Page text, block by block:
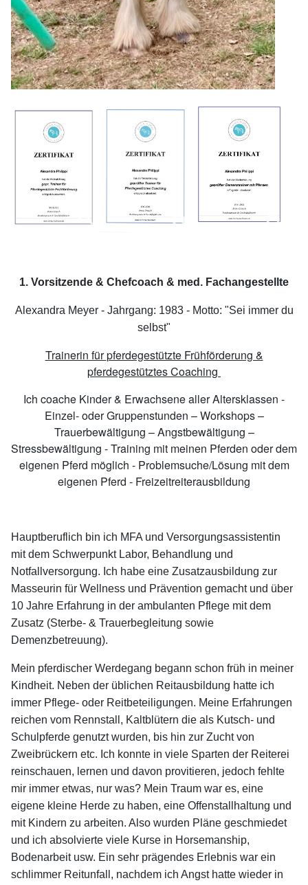
1. Vorsitzende & Chefcoach & med. Fachangestellte
Alexandra Meyer - Jahrgang: 1983 - Motto: "Sei immer du
selbst"
Trainerin fürpferdegestützte Frühförderung &
pferdegestütztes Coaching
Ich coache Kinder & Erwachsene aller Altersklassen -
Einzel- oder Gruppenstunden – Workshops –
Trauerbewältigung – Angstbewältigung –
Stressbewältigung - Training mit meinen Pferden oder dem
eigenen Pferd möglich - Problemsuche/Lösung mit dem
eigenen Pferd - Freizeitreiterausbildung
Hauptberuflich bin ich MFA und Versorgungsassistentin
mit dem Schwerpunkt Labor, Behandlung und
Notfallversorgung. Ich habe eine Zusatzausbildung zur
Masseurin für Wellness und Prävention gemacht und über
10 Jahre Erfahrung in der ambulanten Pflege mit dem
Zusatz (Sterbe- & Trauerbegleitung sowie
Demenzbetreuung).
Mein pferdischer Werdegang begann schon früh in meiner
Kindheit. Neben der üblichen Reitausbildung hatte ich
immer Pflege- oder Reitbeteiligungen. Meine Erfahrungen
reichen vom Rennstall, Kaltblütern die als Kutsch- und
Schulpferde genutzt wurden, bis hin zur Zucht von
Zweibrückern etc. Ich konnte in viele Sparten der Reiterei
reinschauen, lernen und davon provitieren, jedoch fehlte
mir immer etwas, nur was? Mein Traum war es, eine
eigene kleine Herde zu haben, eine Offenstallhaltung und
mit Kindern zu arbeiten. Also wurden Pläne geschmiedet
und ich absolvierte viele Kurse in Horsemanship,
Bodenarbeit usw. Ein sehr prägendes Erlebnis war ein
schlimmer Reitunfall, nachdem ich Angst hatte wieder in